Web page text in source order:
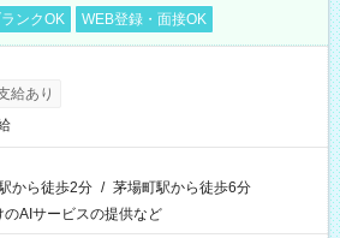
ンクOK WEB登録・面接OK
給あり
から徒歩2分 / 茅場町駅から徒歩6分
のAIサービスの提供など